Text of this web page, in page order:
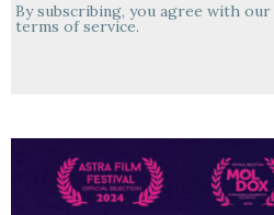
By subscribing, you agree with our
terms of service.